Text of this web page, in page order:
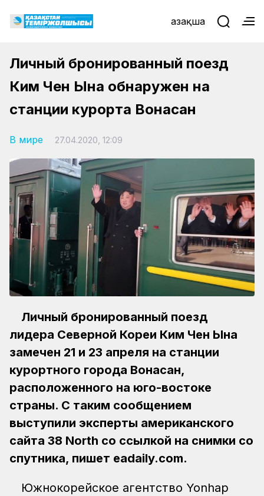
Қазақша
Личный бронированный поезд
Ким Чен Ына обнаружен на
станции курорта Вонасан
В мире 27.04.2020, 12:09
Личный бронированный поезд
лидера Северной Кореи Ким Чен Ына
замечен 21 и 23 апреля на станции
курортного города Вонасан,
расположенного на юго-востоке
страны. С таким сообщением
выступили эксперты американского
сайта 38 North со ссылкой на снимки со
спутника, пишет eadaily.com.
Южнокорейское агентство Yonhap